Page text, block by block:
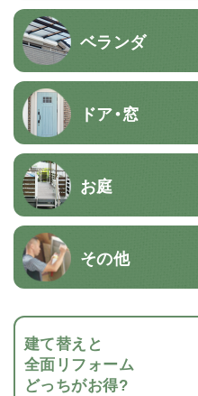
ベランダ
ドア・窓
お庭
その他
建て替えと
全面リフォーム
どっちがお得?